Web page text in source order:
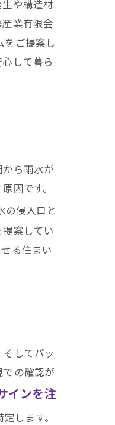
や構造材
業有限会
をご提案し
して暮ら
ら雨水が
因です。
の侵入口と
案してい
る住まい
してパッ
の確認が
インを注
します。